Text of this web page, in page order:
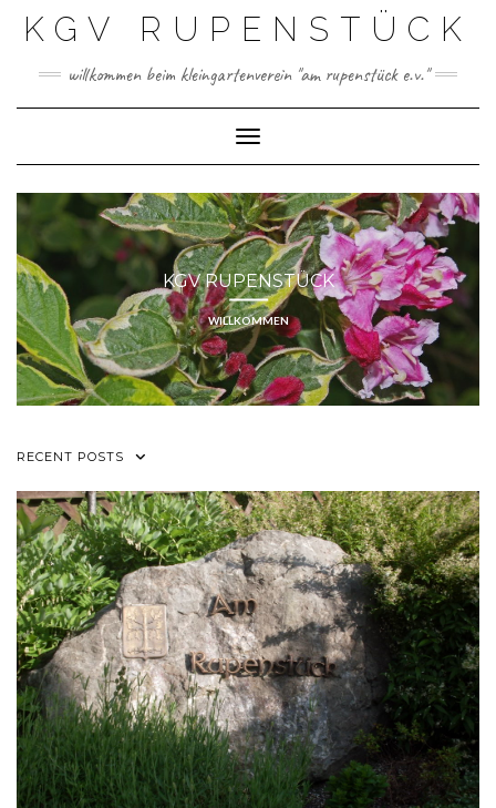
KGV RUPENSTÜCK
willkommen beim kleingartenverein "am rupenstück e.v."
Toggle Navigation
KGV RUPENSTÜCK
WILLKOMMEN
RECENT POSTS